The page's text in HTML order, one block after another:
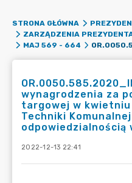
STRONA GŁÓWNA
ZARZĄDZENIA
MAJ 569 - 664
wynagrodzenia za
targowej w kwietniu
Techniki
odpowiedzialnością
2022-12-13 22:41